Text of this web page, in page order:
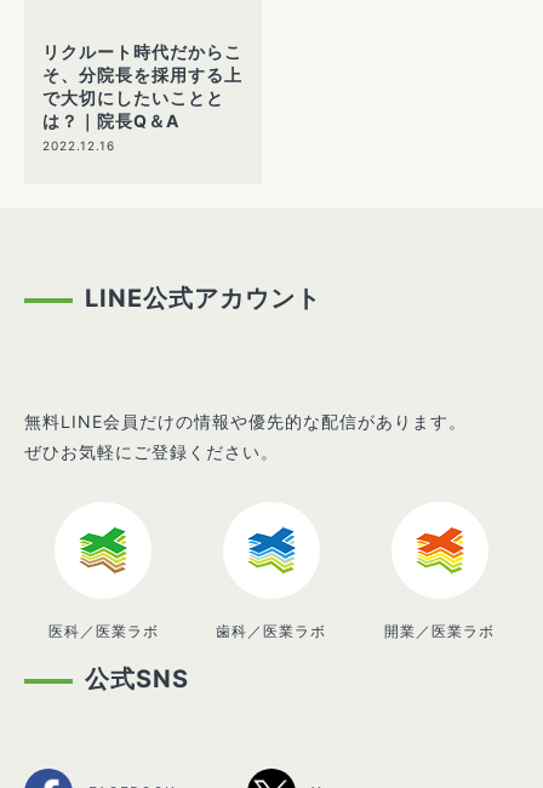
リクルート時代だからこ
そ、分院長を採用する上
で大切にしたいことと
は？｜院長Q＆A
2022.12.16
LINE公式アカウント
無料LINE会員だけの情報や優先的な配信があります。
ぜひお気軽にご登録ください。
医科／医業ラボ 歯科／医業ラボ 開業／医業ラボ
公式SNS